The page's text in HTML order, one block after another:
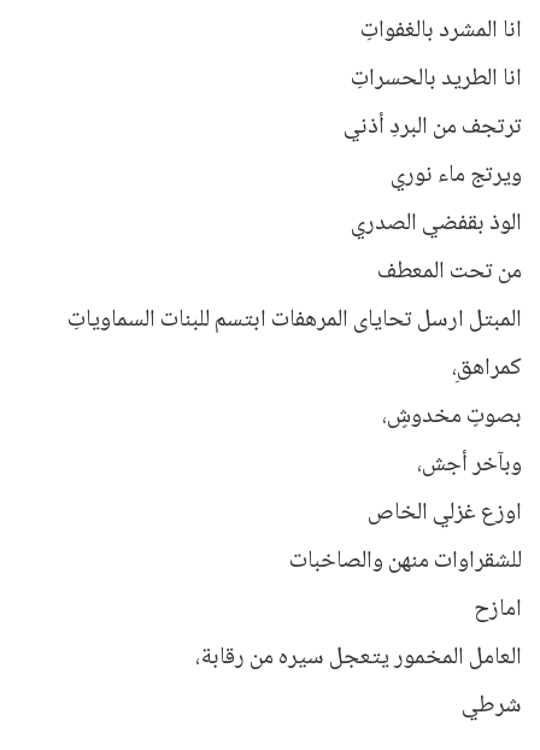
انا المشرد بالغفواتِ
انا الطريد بالحسراتِ
ترتجف من البردِ أذني
ويرتج ماء نوري
الوذ بقفضي الصدري
من تحت المعطف
المبتل ارسل تحاياى المرهفات ابتسم للبنات السماوياتِ
كمراهقِ،
بصوتٍ مخدوشٍ،
وبآخر أجش،
اوزع غزلي الخاص
للشقراوات منهن والصاخبات
امازح
العامل المخمور يتعجل سيره من رقابة،
شرطي